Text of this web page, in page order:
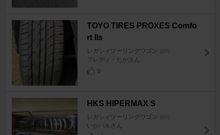
TOYO TIRES PROXES Comfo
rt IIs
レガシィツーリングワゴン [BP]
フレディ・たかさん
9
HKS HIPERMAX S
レガシィツーリングワゴン [BP]
いかハルさん